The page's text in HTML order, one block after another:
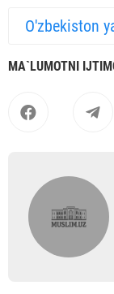
O'zbekiston
MА`LUMOTNI